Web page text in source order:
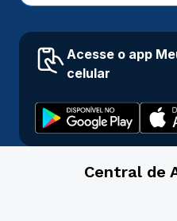
Acesse o app
celular
Central de